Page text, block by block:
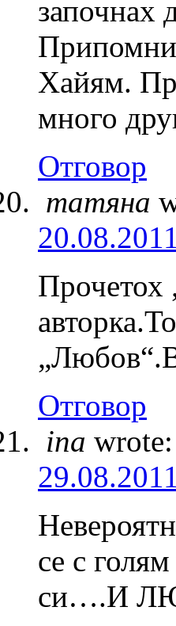
започнах
Хайям.
много
Отговор
татяна
Прочетох
Отговор
ina wrote:
се с
си….И